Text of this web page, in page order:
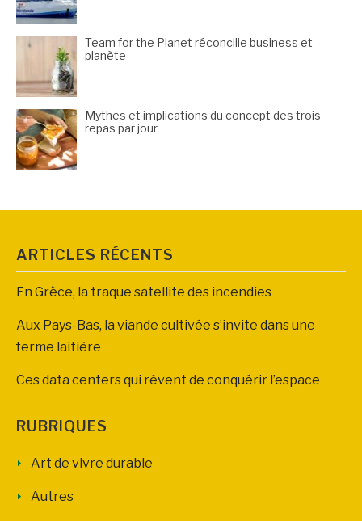
Team for the Planet réconcilie business et
planète
Mythes et implications du concept des trois
repas par jour
ARTICLES RÉCENTS
En Grèce, la traque satellite des incendies
Aux Pays-Bas, la viande cultivée s’invite dans une
ferme laitière
Ces data centers qui rêvent de conquérir l’espace
RUBRIQUES
Art de vivre durable
Autres